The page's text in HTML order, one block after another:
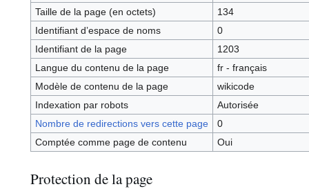
Taille de la page (en octets)
134
Identifiant dʼespace de noms
0
Identifiant de la page
1203
Langue du contenu de la page
fr - français
Modèle de contenu de la page
wikicode
Indexation par robots
Autorisée
Nombre de redirections vers cette page
0
Comptée comme page de contenu
Oui
Protection de la page